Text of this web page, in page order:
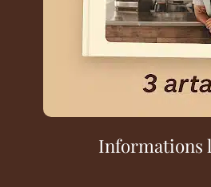
Informations